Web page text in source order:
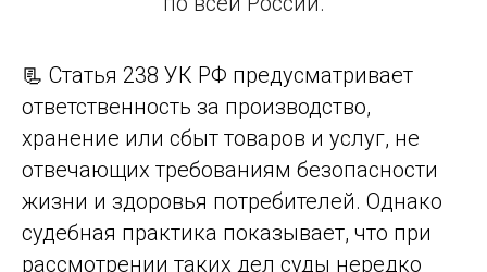
📃 Статья 238 УК РФ предусматривает
ответственность за производство,
хранение или сбыт товаров и услуг, не
отвечающих требованиям безопасности
жизни и здоровья потребителей. Однако
судебная практика показывает, что при
рассмотрении таких дел суды нередко